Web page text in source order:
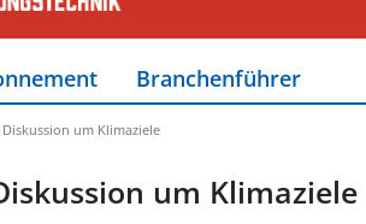
Branchenführer
um Klimaziele
um Klimaziele